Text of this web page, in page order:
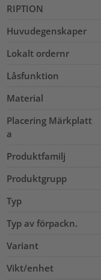
RIPTION
Huvudegenskaper
Lokalt ordernr
Låsfunktion
Material
Placering Märkplatt
a
Produktfamilj
Produktgrupp
Typ
Typ av förpackn.
Variant
Vikt/enhet